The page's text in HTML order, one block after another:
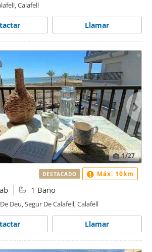
Calafell
Llamar
1/27
1 Baño
Deu, Segur De Calafell, Calafell
Llamar
DESTACADO Máx. 10km